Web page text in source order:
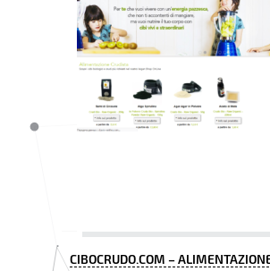
CIBOCRUDO.COM –